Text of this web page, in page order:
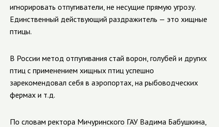
игнорировать отпугиватели, не несущие прямую угрозу.
Единственный действующий раздражитель — это хищные
птицы.
В России метод отпугивания стай ворон, голубей и других
птиц с применением хищных птиц успешно
зарекомендовал себя в аэропортах, на рыбоводческих
фермах и т.д.
По словам ректора Мичуринского ГАУ Вадима Бабушкина,